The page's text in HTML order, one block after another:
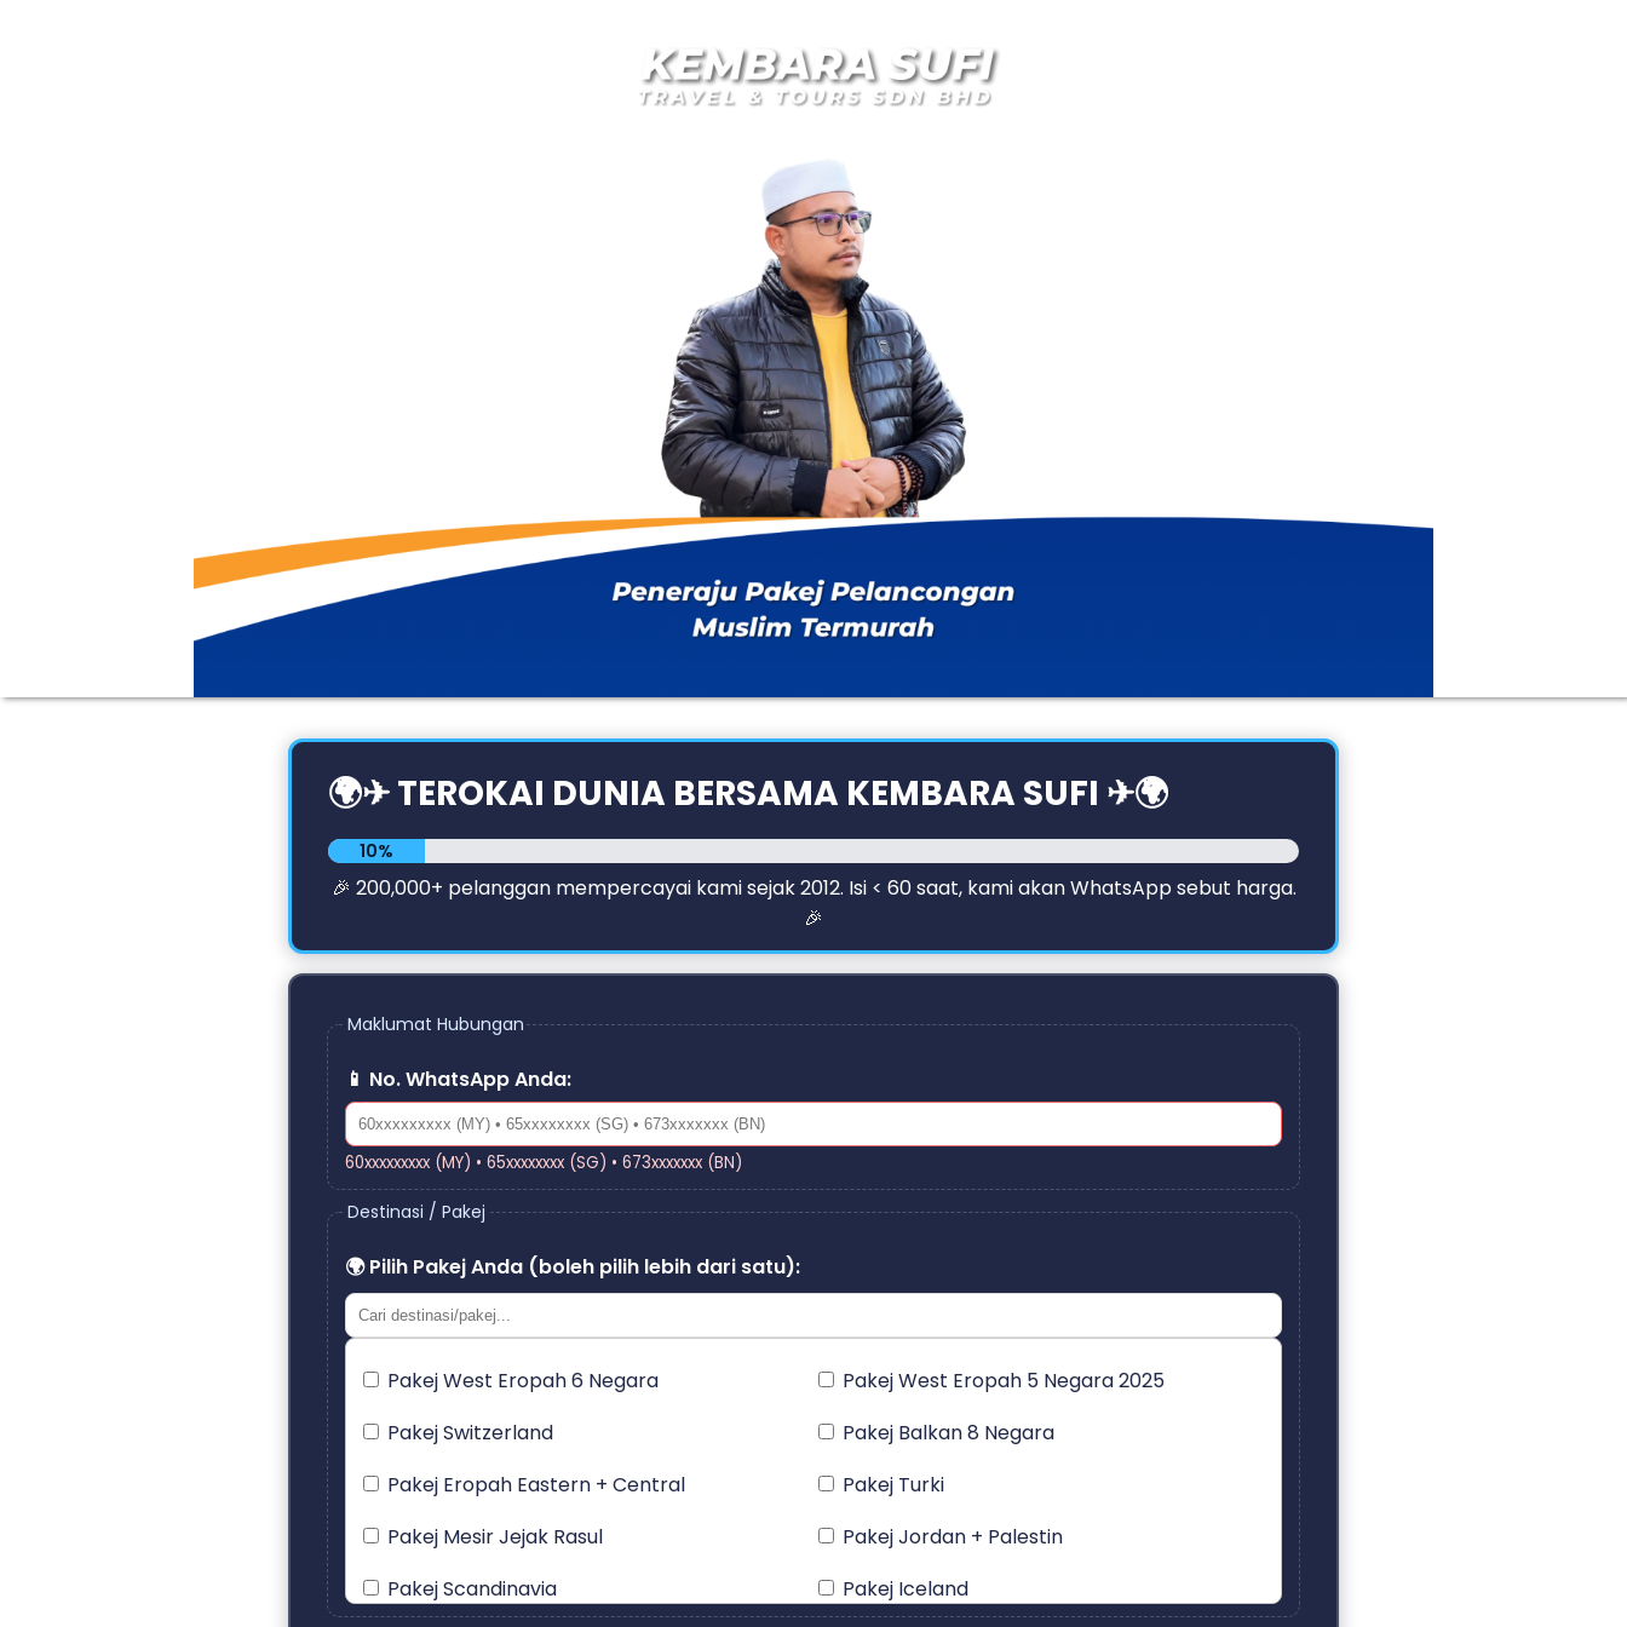
🌍✈ TEROKAI DUNIA BERSAMA KEMBARA SUFI ✈🌍
10%
Lengkap
🎉 200,000+ pelanggan mempercayai kami sejak 2012. Isi < 60 saat, kami akan WhatsApp sebut harga.
🎉
Maklumat Hubungan
📱 No. WhatsApp Anda:
60xxxxxxxxx (MY) • 65xxxxxxxx (SG) • 673xxxxxxx (BN)
Destinasi / Pakej
🌍 Pilih Pakej Anda (boleh pilih lebih dari satu):
Pakej West Eropah 6 Negara
Pakej West Eropah 5 Negara 2025
Pakej Switzerland
Pakej Balkan 8 Negara
Pakej Eropah Eastern + Central
Pakej Turki
Pakej Mesir Jejak Rasul
Pakej Jordan + Palestin
Pakej Scandinavia
Pakej Iceland